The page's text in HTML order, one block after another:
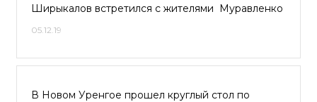
Ширыкалов встретился с жителями Муравленко
05.12.19
В Новом Уренгое прошел круглый стол по